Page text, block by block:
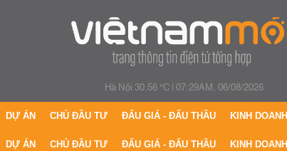
Hà Nội 30.56 °C|07:29AM, 06/08/2026
DỰ ÁN CHỦ ĐẦU TƯ ĐẤU GIÁ - ĐẤU THẦU KINH DOANH
DỰ ÁN CHỦ ĐẦU TƯ ĐẤU GIÁ - ĐẤU THẦU KINH DOANH